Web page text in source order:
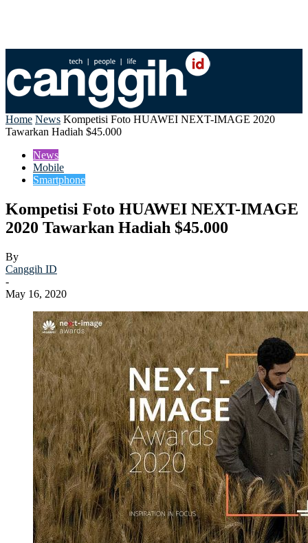
Home News Kompetisi Foto HUAWEI NEXT-IMAGE 2020
Tawarkan Hadiah $45.000
News
Mobile
Smartphone
Kompetisi Foto HUAWEI NEXT-IMAGE
2020 Tawarkan Hadiah $45.000
By
Canggih ID
-
May 16, 2020